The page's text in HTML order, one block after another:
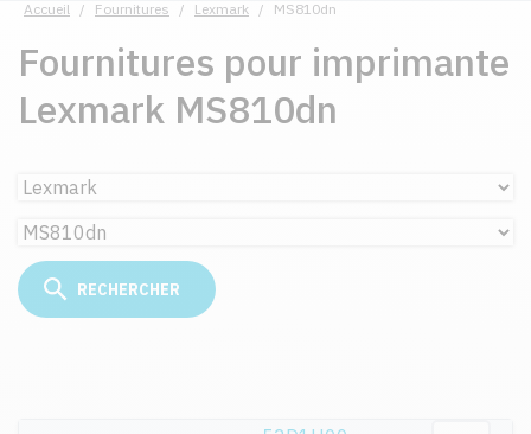
Accueil / Fournitures / Lexmark / MS810dn
Fournitures pour imprimante
Lexmark MS810dn